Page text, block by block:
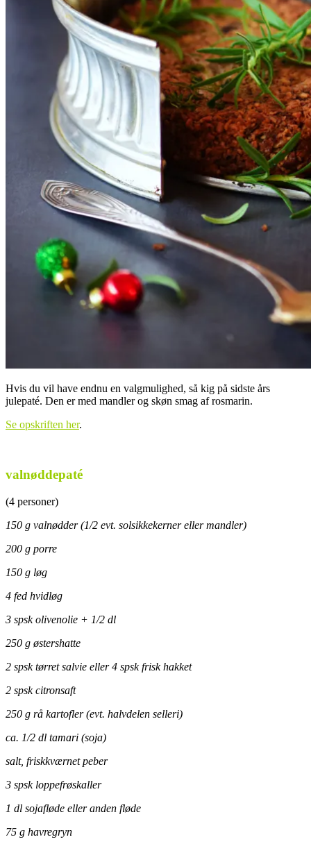
Hvis du vil have endnu en valgmulighed, så kig på sidste års
julepaté. Den er med mandler og skøn smag af rosmarin.
Se opskriften her.
valnøddepaté
(4 personer)
150 g valnødder (1/2 evt. solsikkekerner eller mandler)
200 g porre
150 g løg
4 fed hvidløg
3 spsk olivenolie + 1/2 dl
250 g østershatte
2 spsk tørret salvie eller 4 spsk frisk hakket
2 spsk citronsaft
250 g rå kartofler (evt. halvdelen selleri)
ca. 1/2 dl tamari (soja)
salt, friskkværnet peber
3 spsk loppefrøskaller
1 dl sojafløde eller anden fløde
75 g havregryn